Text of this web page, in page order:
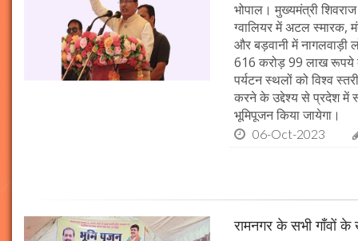
भोपाल। मुख्यमंत्री
ग्वालियर में अटल स्मारक,
और बड़वानी में
616 करोड़ 99 लाख रूपये
पर्यटन स्थलों को विश्व
करने के उद्देश्य से प्रदेश में
भूमिपूजन किया जायेगा।
06-Oct-2023
रामनगर के सभी गाँवों